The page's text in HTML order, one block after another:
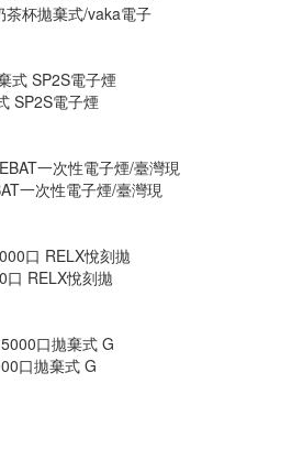
杯拋棄式/vaka電子
SP2S電子煙
一次性電子煙/臺灣現
口 RELX悅刻拋
口拋棄式 G